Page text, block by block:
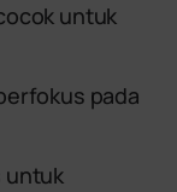
untuk
pada
untuk